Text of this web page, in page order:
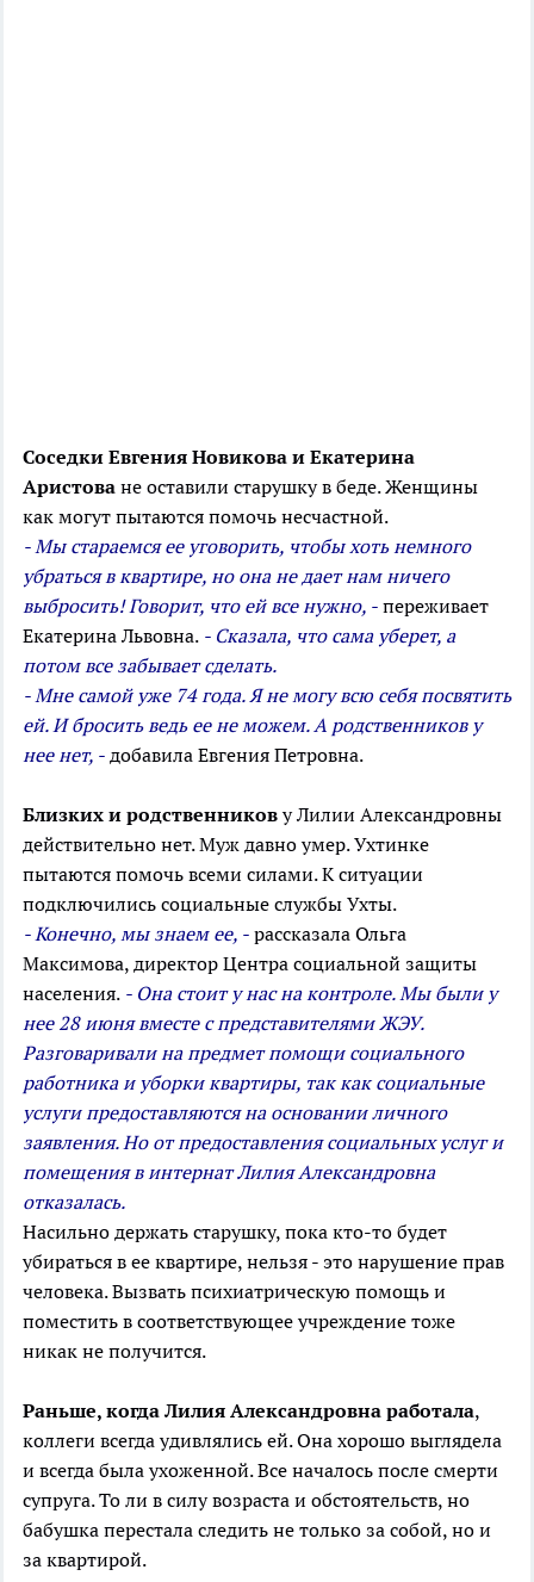
Соседки Евгения Новикова и Екатерина
Аристова не оставили старушку в беде. Женщины
как могут пытаются помочь несчастной.
- Мы стараемся ее уговорить, чтобы хоть немного
убраться в квартире, но она не дает нам ничего
выбросить! Говорит, что ей все нужно, - переживает
Екатерина Львовна. - Сказала, что сама уберет, а
потом все забывает сделать.
- Мне самой уже 74 года. Я не могу всю себя посвятить
ей. И броситьведьее не можем. А родственников у
нее нет, - добавила Евгения Петровна.
Близких и родственников у Лилии Александровны
действительно нет. Муж давно умер. Ухтинке
пытаются помочь всеми силами. К ситуации
подключились социальные службы Ухты.
- Конечно, мы знаем ее, - рассказала Ольга
Максимова, директор Центра социальной защиты
населения. - Она стоит у нас на контроле. Мы были у
нее 28 июня вместе с представителями ЖЭУ.
Разговаривали на предмет помощи социального
работникаи уборки квартиры, так как социальные
услуги предоставляются на основании личного
заявления. Но от предоставления социальных услуг и
помещения в интернат Лилия Александровна
отказалась.
Насильно держать старушку, пока кто-то будет
убираться в ее квартире, нельзя - это нарушение прав
человека. Вызвать психиатрическую помощь и
поместить в соответствующее учреждение тоже
никак не получится.
Раньше, когда Лилия Александровна работала,
коллеги всегда удивлялись ей. Она хорошо выглядела
и всегда была ухоженной. Все началось после смерти
супруга. То ли в силувозраста и обстоятельств, но
бабушка перестала следить не только за собой, но и
за квартирой.